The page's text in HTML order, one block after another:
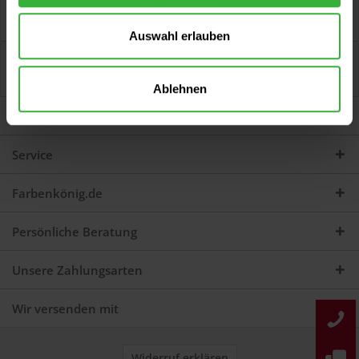
Auswahl erlauben
Ablehnen
Metallic Lackspray (Gold) Brilliante Oberflächen im attraktiven
Bewertungen
0
Jetzt Bewertungen zum Artikel lesen...
Darum sind wir Farbenkönig
Service
Farbenkönig.de
Persönliche Beratung
Unsere Zahlungsarten
Wir versenden mit